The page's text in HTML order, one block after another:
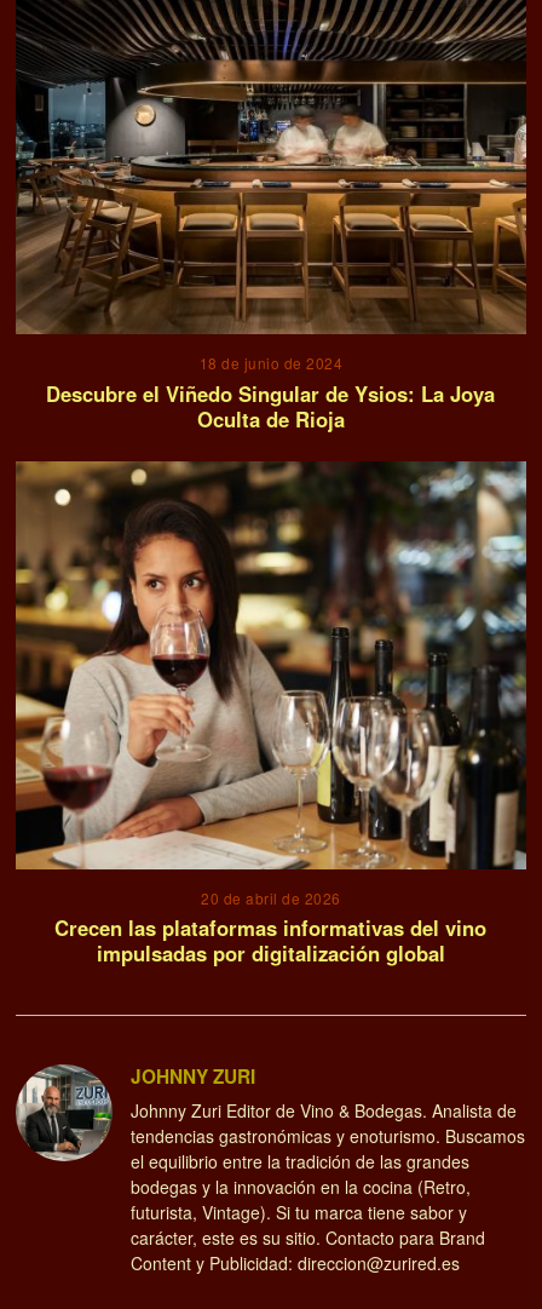
18 de junio de 2024
Descubre el Viñedo Singular de Ysios: La Joya
Oculta de Rioja
20 de abril de 2026
Crecen las plataformas informativas del vino
impulsadas por digitalización global
JOHNNY ZURI
Johnny Zuri Editor de Vino & Bodegas. Analista de
tendencias gastronómicas y enoturismo. Buscamos
el equilibrio entre la tradición de las grandes
bodegas y la innovación en la cocina (Retro,
futurista, Vintage). Si tu marca tiene sabor y
carácter, este es su sitio. Contacto para Brand
Content y Publicidad: direccion@zurired.es